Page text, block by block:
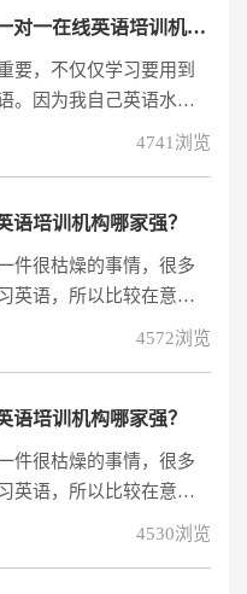
外教一对一在线，2019年外教一对一在线英语培训机构哪家强?
要，不仅仅学习要用到
。因为我自己英语水平
始有点担心害怕了。于
一时不知道选择哪一家
4741浏览
语培训机构哪家强？
件很枯燥的事情，很多
英语，所以比较在意的
前那么多时间和精力
机构学习是不错的选
4572浏览
语培训机构哪家强？
件很枯燥的事情，很多
英语，所以比较在意的
前那么多时间和精力
4530浏览